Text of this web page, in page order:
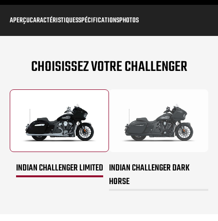
APERÇUCARACTÉRISTIQUESSPÉCIFICATIONSPHOTOS
CHOISISSEZ VOTRE CHALLENGER
INDIAN CHALLENGER LIMITED INDIAN CHALLENGER DARK
HORSE